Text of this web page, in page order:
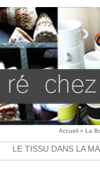
Accueil » La
LE TISSU DANS LA